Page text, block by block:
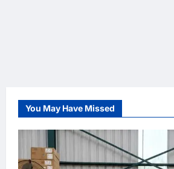
You May Have Missed